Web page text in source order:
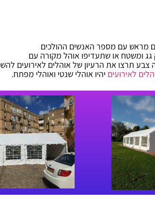
מראש עם מספר האנשים ההולכים
ומשטח או שתעדיפו אוהל מקורה עם
תרצו את הרעיון של אוהלים לאירועים
לאירועים יהיו אוהלי שנטי ואוהלי מפתח.